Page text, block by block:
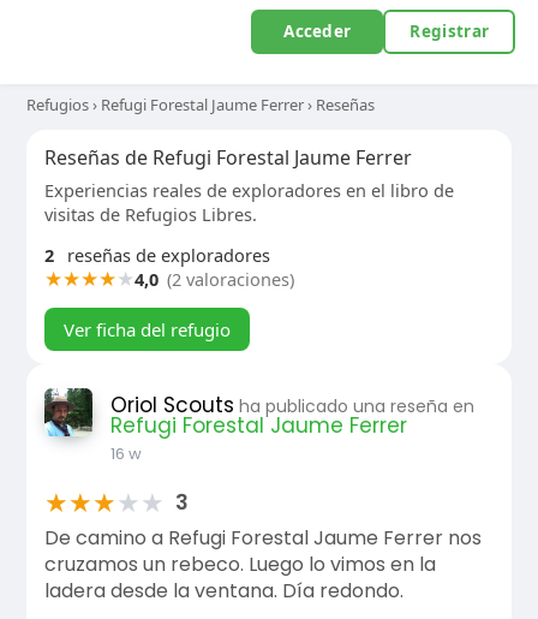
Acceder Registrar
Refugios› Refugi Forestal Jaume Ferrer› Reseñas
Reseñas de Refugi Forestal Jaume Ferrer
Experiencias reales de exploradores en el libro de
visitas de Refugios Libres.
2
reseñas de exploradores
★★★★★4,0 (2 valoraciones)
Ver ficha del refugio
Oriol Scouts ha publicado una reseña en
Refugi Forestal Jaume Ferrer
16 w
★★★★★ 3
De camino a Refugi Forestal Jaume Ferrer nos
cruzamos un rebeco. Luego lo vimos en la
ladera desde la ventana. Día redondo.